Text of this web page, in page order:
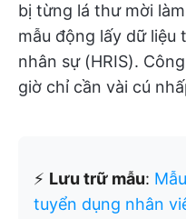
bị từng lá thư mời
mẫu động lấy dữ
nhân sự (HRIS).
giờ chỉ cần vài cú
⚡️ Lưu trữ mẫu:
tuyển dụng nhân